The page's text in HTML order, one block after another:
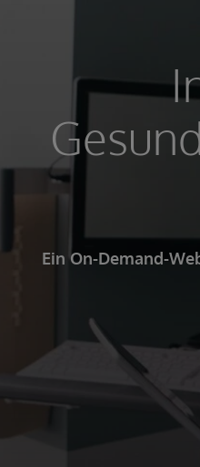
Ein On-Demand-